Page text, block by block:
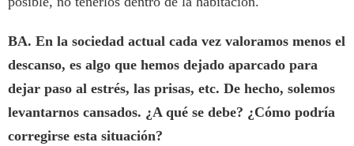
BA. En la sociedad actual cada vez valoramos menos el
descanso, es algo que hemos dejado aparcado para
dejar paso al estrés, las prisas, etc. De hecho, solemos
levantarnos cansados. ¿A qué se debe? ¿Cómo podría
corregirse esta situación?